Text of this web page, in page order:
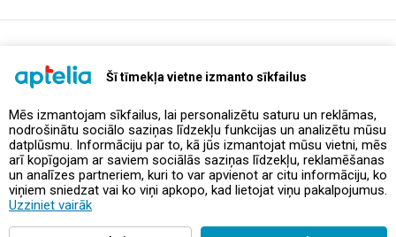
Šī tīmekļa vietne izmanto sīkfailus
Mēs izmantojam sīkfailus, lai personalizētu saturu un reklāmas,
nodrošinātu sociālo saziņas līdzekļu funkcijas un analizētu mūsu
datplūsmu. Informāciju par to, kā jūs izmantojat mūsu vietni, mēs
arī kopīgojam ar saviem sociālās saziņas līdzekļu, reklamēšanas
un analīzes partneriem, kuri to var apvienot ar citu informāciju, ko
viņiem sniedzat vai ko viņi apkopo, kad lietojat viņu pakalpojumus.
Uzziniet vairāk
Piedāvājumi un akcijas
Kontakti